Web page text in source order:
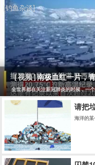
就能够
低得多
宁静，
染。 图片 其次，钓鱼可以让人们更好地理解和尊重自然界的规
律，从
要了解
钓鱼的
长期的
统的运作，
也是一
观察，
即时满
学会享
造的环
的束缚
[钓鱼杂谈]
[视频]南极血红一片，
全世界都在关注新冠肺炎的时候，一
请把
海洋的